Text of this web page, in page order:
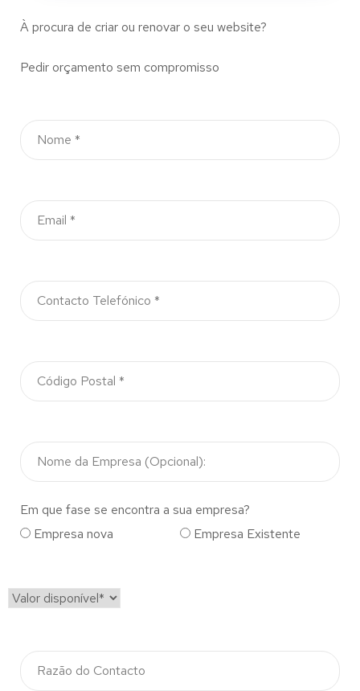
À procura de criar ou renovar o seu website?
Pedir orçamento sem compromisso
Em que fase se encontra a sua empresa?
Empresa nova
Empresa Existente